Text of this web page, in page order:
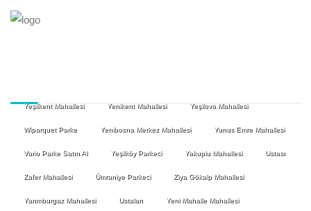
Yeşilkent Mahallesi Yenikent Mahallesi Yeşilova Mahallesi
Wiparquet Parke Yenibosna Merkez Mahallesi Yunus Emre Mahallesi
Vario Parke Satın Al Yeşilköy Parkeci Yakuplu Mahallesi Ustası
Zafer Mahallesi Ümraniye Parkeci Ziya Gökalp Mahallesi
Yarımburgaz Mahallesi Ustaları Yeni Mahalle Mahallesi